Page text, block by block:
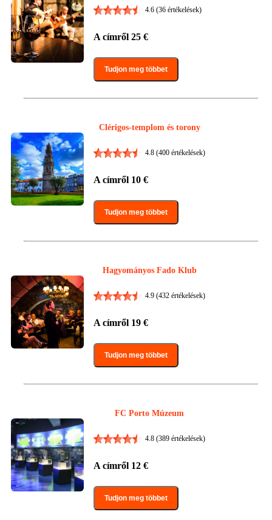
4.6 (36 értékelések)
A címről 25 €
Tudjon meg többet
Clérigos-templom és torony
4.8 (400 értékelések)
A címről 10 €
Tudjon meg többet
Hagyományos Fado Klub
4.9 (432 értékelések)
A címről 19 €
Tudjon meg többet
FC Porto Múzeum
4.8 (389 értékelések)
A címről 12 €
Tudjon meg többet